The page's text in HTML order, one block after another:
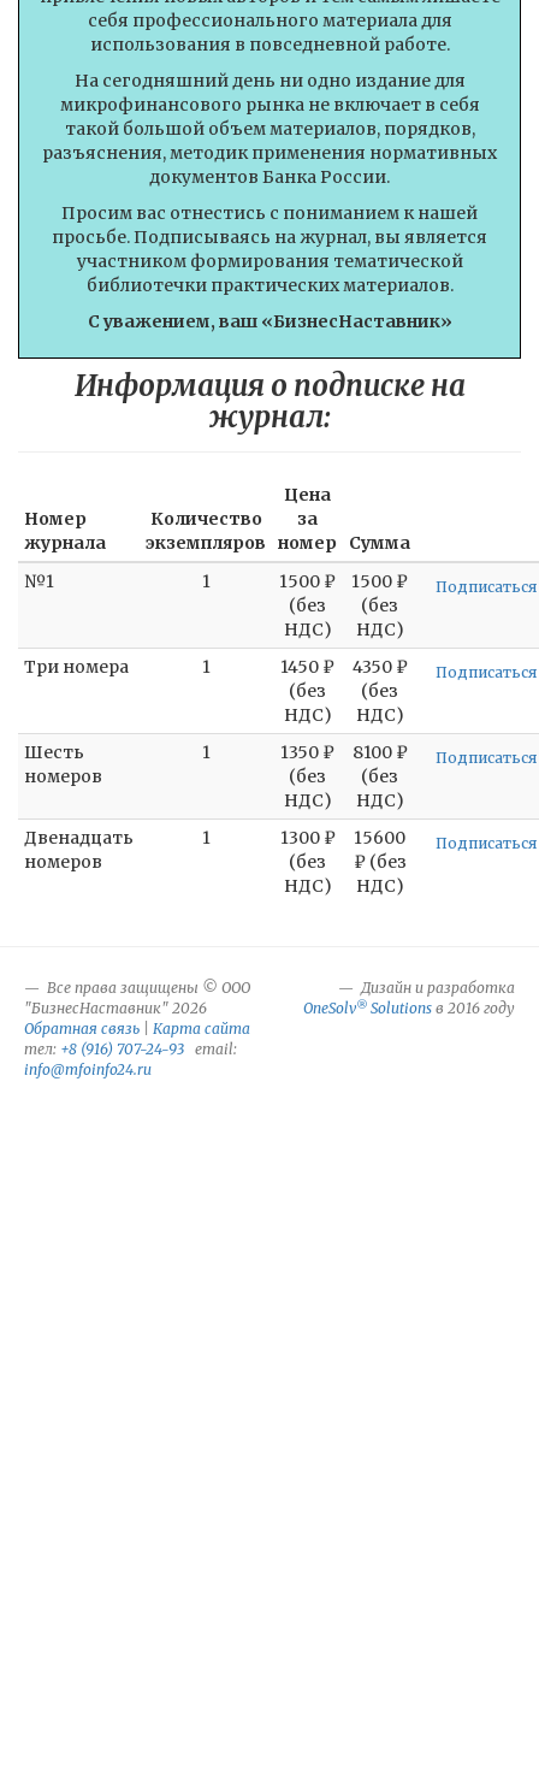
себя профессионального материала для
использования в повседневной работе.
На сегодняшний день ни одно издание для
микрофинансового рынка не включает в себя
такой большой объем материалов, порядков,
разъяснения, методик применения нормативных
документов Банка России.
Просим вас отнестись с пониманием к нашей
просьбе. Подписываясь на журнал, вы является
участником формирования тематической
библиотечки практических материалов.
С уважением, ваш «БизнесНаставник»
Информация о подписке на
журнал:
Номер
журнала
Количество
экземпляров
Цена
за
номер
Сумма
№1
1
1500 ₽
(без
НДС)
1500 ₽
(без
НДС)
Подписаться
Три номера 1
1450 ₽
(без
НДС)
4350 ₽
(без
НДС)
Подписаться
Шесть
номеров
1
1350 ₽
(без
НДС)
8100 ₽
(без
НДС)
Подписаться
Двенадцать
номеров
1
1300 ₽
(без
НДС)
15600
₽ (без
НДС)
Подписаться
Все права защищены © ООО
"БизнесНаставник" 2026
Обратная связь
Карта сайта
тел: +8 (916) 707-24-93 email:
info@mfoinfo24.ru
Дизайн и разработка
OneSolv® Solutions в 2016 году